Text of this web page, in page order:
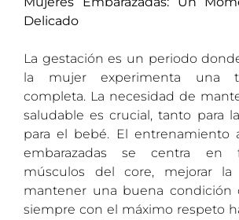
Delicado
La gestación es un periodo
la mujer experimenta una
completa. La necesidad de
saludable es crucial, tanto para
para el bebé. El entrenamiento
embarazadas se centra en
músculos del core, mejorar la
mantener una buena condición
siempre con el máximo respeto